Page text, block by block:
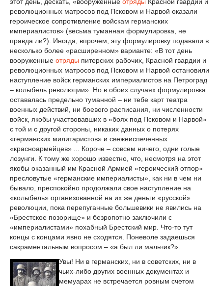
этот день, дескать, «вооруженные отряды Красной гвардии и
революционных матросов под Псковом и Нарвой оказали
героическое сопротивление войскам германских
империалистов» (весьма туманная формулировка, не
правда ли?). Иногда, впрочем, эту формулировку подавали в
несколько более «расширенном» варианте: «В тот день
вооруженные отряды питерских рабочих, Красной гвардии и
революционных матросов под Псковом и Нарвой остановили
наступление войск германских империалистов на Петроград
– колыбель революции». Но в обоих случаях формулировка
оставалась предельно туманной – ни тебе карт театра
военных действий, ни боевого расписания, ни численности
войск, якобы участвовавших в «боях под Псковом и Нарвой»
с той и с другой стороны, никаких данных о потерях
«германских милитаристов» и свежеиспеченных
«красноармейцев» ... Короче – совсем ничего, одни голые
лозунги. К тому же хорошо известно, что, несмотря на этот
якобы оказанный им Красной Армией «героический отпор»
пресловутые «германские империалисты», как ни в чем ни
бывало, преспокойно продолжали свое наступление на
«колыбель» организованной на их же деньги «русской»
революции, пока перепуганные большевики не явились на
«Брестское позорище» и безропотно заключили с
«империалистами» похабный Брестский мир. Что-то тут
концы с концами явно не сходятся. Поневоле задаешься
сакраментальным вопросом – «а был ли мальчик?».
Увы! Ни в германских, ни в советских, ни в
чьих-либо других военных документах и
мемуарах не встречается ровным счетом